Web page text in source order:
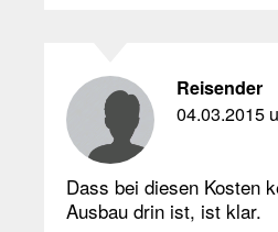
Reisender
04.03.2015
Dass bei diesen Kosten
Ausbau drin ist, ist klar.